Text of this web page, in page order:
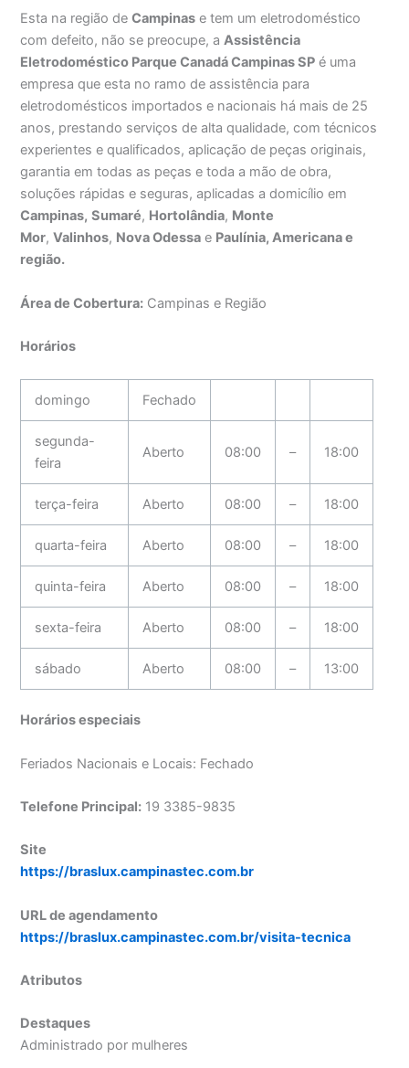
Esta na região deCampinas e tem um eletrodoméstico
com defeito, não se preocupe, aAssistência
Eletrodoméstico Parque Canadá Campinas SP é uma
empresa que esta no ramo de assistência para
eletrodomésticos importados e nacionais há mais de 25
anos, prestando serviços de alta qualidade, com técnicos
experientes e qualificados, aplicação de peças originais,
garantia em todas as peças e toda a mão de obra,
soluções rápidas e seguras, aplicadas a domicílio em
Campinas, Sumaré, Hortolândia, Monte
Mor,Valinhos, Nova Odessa e Paulínia, Americana e
região.
Área de Cobertura: Campinas e Região
Horários
domingo Fechado
segunda-
feira
Aberto 08:00 – 18:00
terça-feira Aberto 08:00 – 18:00
quarta-feira Aberto 08:00 – 18:00
quinta-feira Aberto 08:00 – 18:00
sexta-feira Aberto 08:00 – 18:00
sábado Aberto 08:00 – 13:00
Horários especiais
Feriados Nacionais e Locais: Fechado
Telefone Principal: 19 3385-9835
Site
https://braslux.campinastec.com.br
URL de agendamento
https://braslux.campinastec.com.br/visita-tecnica
Atributos
Destaques
Administrado por mulheres